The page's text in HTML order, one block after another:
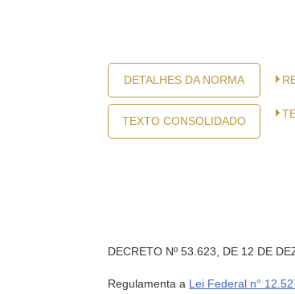
DETALHES DA NORMA
TEXTO CONSOLIDADO
DECRETO Nº 53.623, DE 12 DE
Regulamenta a Lei Federal n°